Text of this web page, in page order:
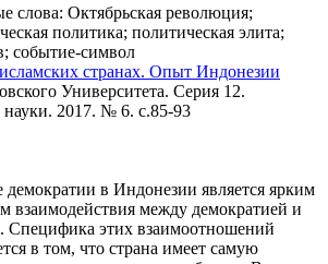
слова: Октябрьская революция;
политика; политическая элита;
событие-символ
странах. Опыт Индонезии
Университета. Серия 12.
2017. № 6. c.85-93
демократии в Индонезии является ярким
взаимодействия между демократией и
Специфика этих взаимоотношений
в том, что страна имеет самую